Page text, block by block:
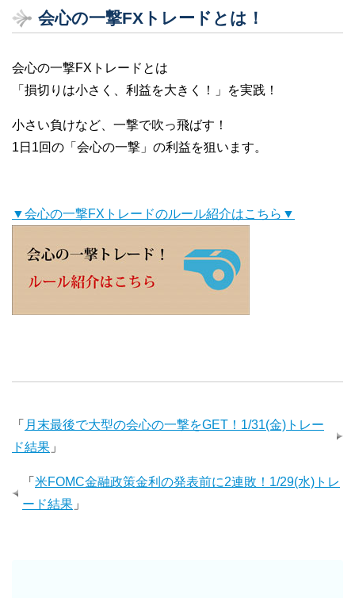
会心の一撃FXトレードとは！
会心の一撃FXトレードとは
「損切りは小さく、利益を大きく！」を実践！
小さい負けなど、一撃で吹っ飛ばす！
1日1回の「会心の一撃」の利益を狙います。
▼会心の一撃FXトレードのルール紹介はこちら▼
「 月末最後で大型の会心の一撃をGET！1/31(金)トレー
ド結果 」
「 米FOMC金融政策金利の発表前に2連敗！1/29(水)トレ
ード結果 」